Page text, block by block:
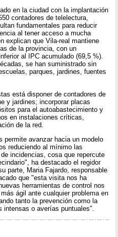
en la ciudad con la implantación
contadores de telelectura,
fundamentales para reducir
al tener acceso a mucha
explican que Vila-real mantiene
de la provincia, con un
al IPC acumulado (69,5 %).
se han suministrado sin
parques, jardines, fuentes
está disponer de contadores de
y jardines; incorporar placas
para el autoabastecimiento y
en instalaciones críticas,
de la red.
permite avanzar hacia un modelo
reduciendo al mínimo las
incidencias, cosa que repercute
ha destacado el regidor
parte, Maria Fajardo, responsable
que "esta visita nos ha
herramientas de control nos
ágil ante cualquier problema en
tanto la prevención como la
o averías puntuales".